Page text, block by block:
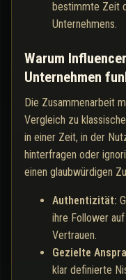
bestimmte Zeit
Unternehmens.
Warum
Unternehmen
Die Zusammenarbeit
Vergleich zu
in einer Zeit, in der
hinterfragen oder
einen glaubwürdigen
Authentizität:
ihre Follower
Vertrauen.
Gezielte
klar definierte